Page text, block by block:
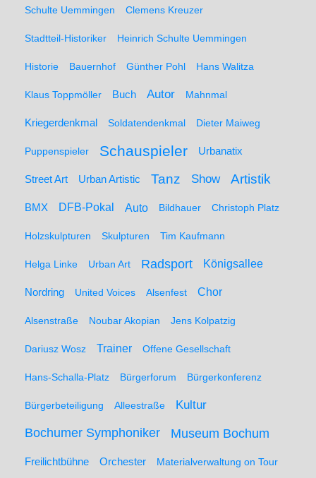
Schulte Uemmingen Clemens Kreuzer
Stadtteil-Historiker Heinrich Schulte Uemmingen
Historie Bauernhof Günther Pohl Hans Walitza
Klaus Toppmöller Buch Autor Mahnmal
Kriegerdenkmal Soldatendenkmal Dieter Maiweg
Puppenspieler Schauspieler Urbanatix
Street Art Urban Artistic Tanz Show Artistik
BMX DFB-Pokal Auto Bildhauer Christoph Platz
Holzskulpturen Skulpturen Tim Kaufmann
Helga Linke Urban Art Radsport Königsallee
Nordring United Voices Alsenfest Chor
Alsenstraße Noubar Akopian Jens Kolpatzig
Dariusz Wosz Trainer Offene Gesellschaft
Hans-Schalla-Platz Bürgerforum Bürgerkonferenz
Bürgerbeteiligung Alleestraße Kultur
Bochumer Symphoniker Museum Bochum
Freilichtbühne Orchester Materialverwaltung on Tour